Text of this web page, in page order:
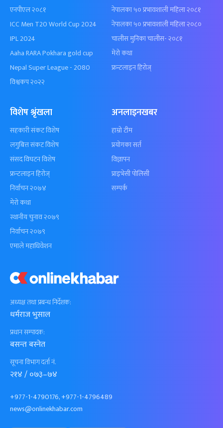
अध्यक्ष तथा प्रबन्ध निर्देशक:
धर्मराज भुसाल
प्रधान सम्पादक:
बसन्त बस्नेत
सूचना विभाग दर्ता नं.
२१४ / ०७३–७४
+977-1-4790176, +977-1-4796489
news@onlinekhabar.com
एनपीएल २०८१
ICC Men T20 World Cup 2024
IPL 2024
Aaha RARA Pokhara gold cup
Nepal Super League - 2080
विश्वकप २०२२
नेपालका ५० प्रभावशाली महिला २०८१
नेपालका ५० प्रभावशाली महिला २०८०
चालीस मुनिका चालीस- २०८१
मेरो कथा
फ्रन्टलाइन हिरोज्
विशेष श्रृंखला
सहकारी संकट विशेष
लगुबित्त संकट विशेष
संसद विघटन विशेष
फ्रन्टलाइन हिरोज्
निर्वाचन २०७४
मेरो कथा
स्थानीय चुनाव २०७९
निर्वाचन २०७९
एमाले महाधिवेशन
अनलाइनखबर
हाम्रो टीम
प्रयोगका सर्त
विज्ञापन
प्राइभेसी पोलिसी
सम्पर्क